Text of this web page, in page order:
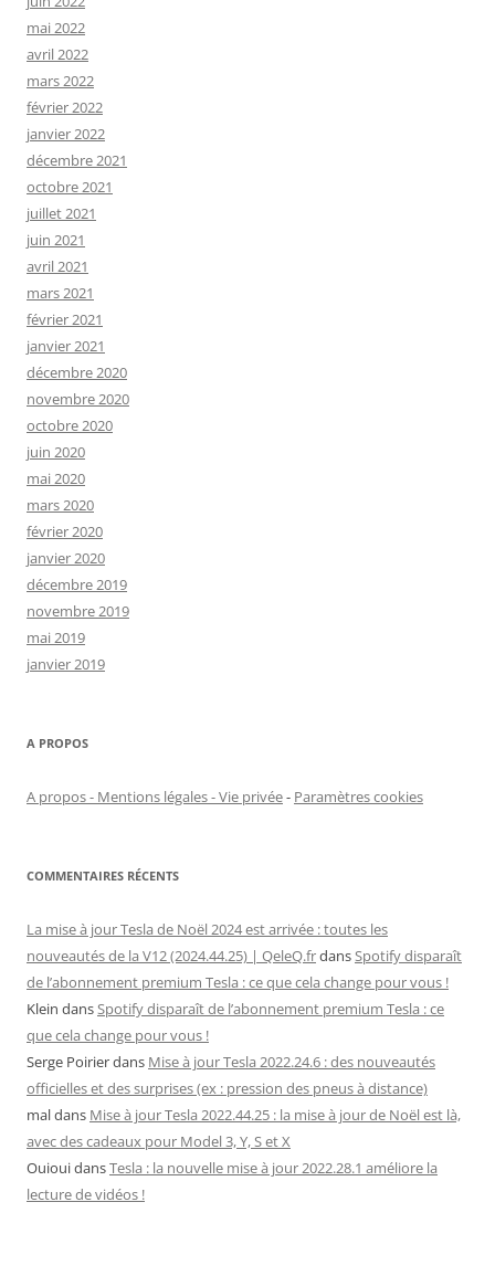
mai 2022
avril 2022
mars 2022
février 2022
janvier 2022
décembre 2021
octobre 2021
juillet 2021
juin 2021
avril 2021
mars 2021
février 2021
janvier 2021
décembre 2020
novembre 2020
octobre 2020
juin 2020
mai 2020
mars 2020
février 2020
janvier 2020
décembre 2019
novembre 2019
mai 2019
janvier 2019
A PROPOS
A propos - Mentions légales - Vie privée- Paramètres cookies
COMMENTAIRES RÉCENTS
La mise à jour Tesla de Noël 2024 est arrivée : toutes les
nouveautés de la V12 (2024.44.25) | QeleQ.frdansSpotify disparaît
de l’abonnement premium Tesla : ce que cela change pour vous !
Klein dansSpotify disparaît de l’abonnement premium Tesla : ce
que cela change pour vous !
Serge Poirierdans Mise à jour Tesla 2022.24.6 : des nouveautés
officielles et des surprises (ex : pression des pneus à distance)
maldans Mise à jour Tesla 2022.44.25 : la mise à jour de Noël est là,
avec des cadeaux pour Model 3, Y, S et X
OuiouidansTesla : la nouvelle mise à jour 2022.28.1 améliore la
lecture de vidéos !